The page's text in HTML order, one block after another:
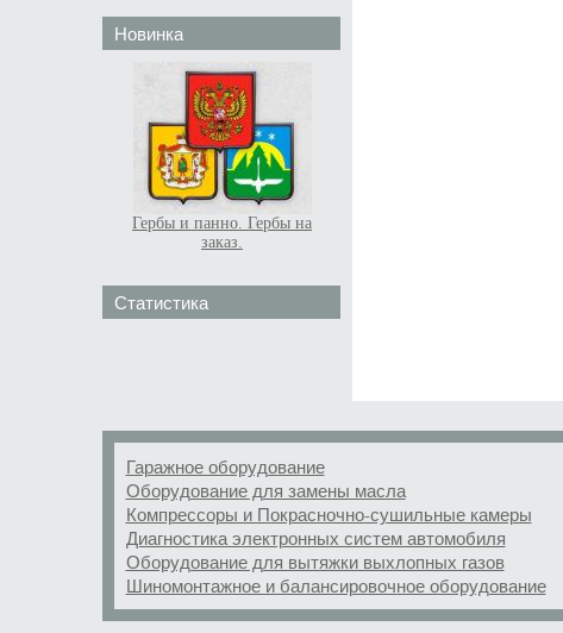
Новинка
Гербы и панно. Гербы на
заказ.
Статистика
Гаражное оборудование
Оборудование для замены масла
Компрессоры и Покрасночно-сушильные камеры
Диагностика электронных систем автомобиля
Оборудование для вытяжки выхлопных газов
Шиномонтажное и балансировочное оборудование